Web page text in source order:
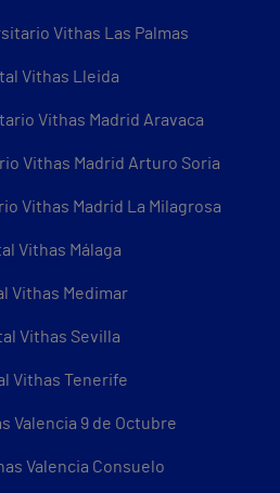
Vithas Las Palmas
Vithas Lleida
Vithas Madrid Aravaca
Vithas Madrid Arturo Soria
Vithas Madrid La Milagrosa
Vithas Málaga
Vithas Medimar
Vithas Sevilla
Vithas Tenerife
Valencia 9 de Octubre
Valencia Consuelo